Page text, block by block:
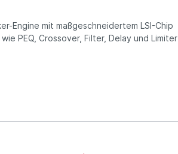
Engine mit maßgeschneidertem LSI-Chip
PEQ, Crossover, Filter, Delay und Limiter